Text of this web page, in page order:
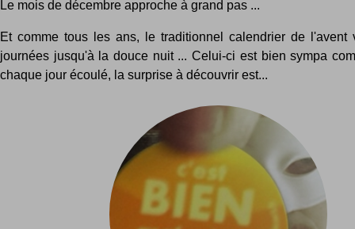
Le mois de décembre approche à grand pas ...
Et comme tous les ans, le traditionnel calendrier de l'avent
journées jusqu'à la douce nuit ... Celui-ci est bien sympa
chaque jour écoulé, la surprise à découvrir est...